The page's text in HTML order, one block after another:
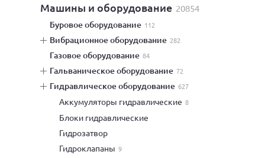
машины и оборудование 20854
буровое оборудование 112
вибрационное оборудование 282
газовое оборудование 84
гальваническое оборудование 72
гидравлическое оборудование 627
аккумуляторы гидравлические 8
блоки гидравлические
гидрозатвор
гидроклапаны 9